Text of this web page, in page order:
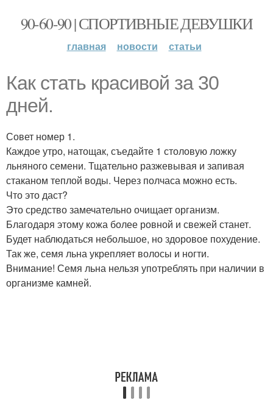
90-60-90 | СПОРТИВНЫЕ ДЕВУШКИ
главная новости статьи
Как стать красивой за 30
дней.
Совет номер 1.
Каждое утро, натощак, съедайте 1 столовую ложку
льняного семени. Тщательно разжевывая и запивая
стаканом теплой воды. Через полчаса можно есть.
Что это даст?
Это средство замечательно очищает организм.
Благодаря этому кожа более ровной и свежей станет.
Будет наблюдаться небольшое, но здоровое похудение.
Так же, семя льна укрепляет волосы и ногти.
Внимание! Семя льна нельзя употреблять при наличии в
организме камней.